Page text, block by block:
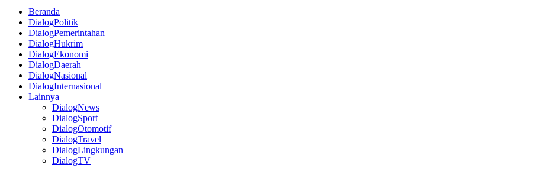
Beranda
DialogPolitik
DialogPemerintahan
DialogHukrim
DialogEkonomi
DialogDaerah
DialogNasional
DialogInternasional
Lainnya
DialogNews
DialogSport
DialogOtomotif
DialogTravel
DialogLingkungan
DialogTV